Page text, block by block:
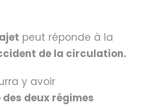
peut réponde à la
de la circulation.
y avoir
deux régimes